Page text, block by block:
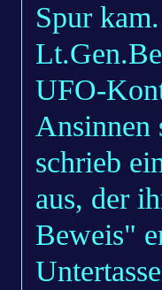
Spur
UFO-
Ansinnen
schrieb
aus, der
Beweis"